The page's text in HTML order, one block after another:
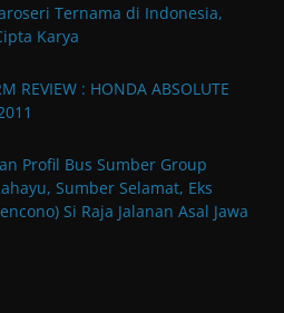
Ternama di Indonesia,
Karya
REVIEW : HONDA ABSOLUTE
Profil Bus Sumber Group
Sumber Selamat, Eks
Si Raja Jalanan Asal Jawa